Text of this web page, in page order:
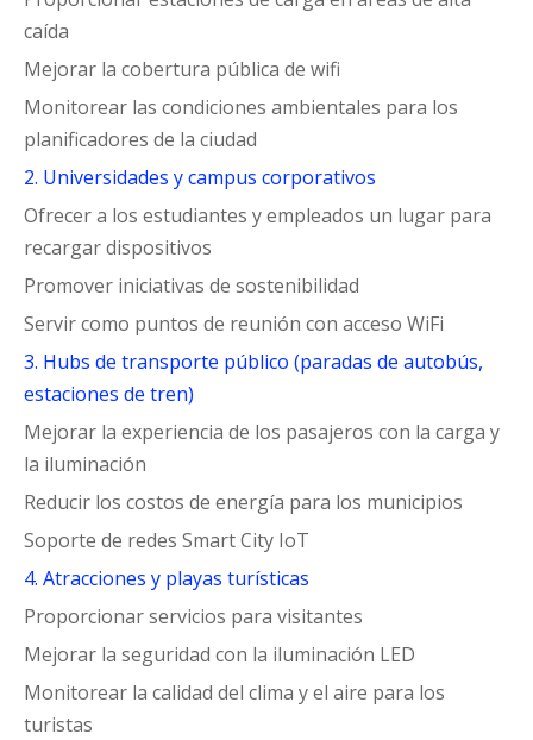
caída
Mejorar la cobertura pública de wifi
Monitorear las condiciones ambientales para los
planificadores de la ciudad
2. Universidades y campus corporativos
Ofrecer a los estudiantes y empleados un lugar para
recargar dispositivos
Promover iniciativas de sostenibilidad
Servir como puntos de reunión con acceso WiFi
3. Hubs de transporte público (paradas de autobús,
estaciones de tren)
Mejorar la experiencia de los pasajeros con la carga y
la iluminación
Reducir los costos de energía para los municipios
Soporte de redes Smart City IoT
4. Atracciones y playas turísticas
Proporcionar servicios para visitantes
Mejorar la seguridad con la iluminación LED
Monitorear la calidad del clima y el aire para los
turistas